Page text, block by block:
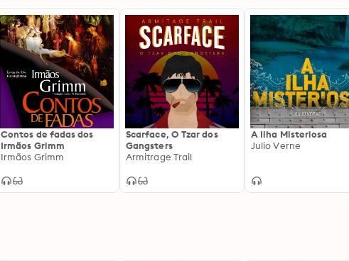
Contos de fadas dos
Irmãos Grimm
Irmãos Grimm
Scarface, O Tzar dos
Gangsters
Armitrage Trail
A Ilha Misteriosa
Julio Verne